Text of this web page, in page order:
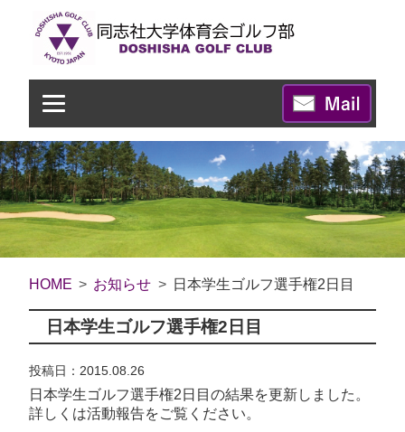
HOME お知らせ 日本学生ゴルフ選手権2日目
日本学生ゴルフ選手権2日目
投稿日：2015.08.26
日本学生ゴルフ選手権2日目の結果を更新しました。
詳しくは活動報告をご覧ください。